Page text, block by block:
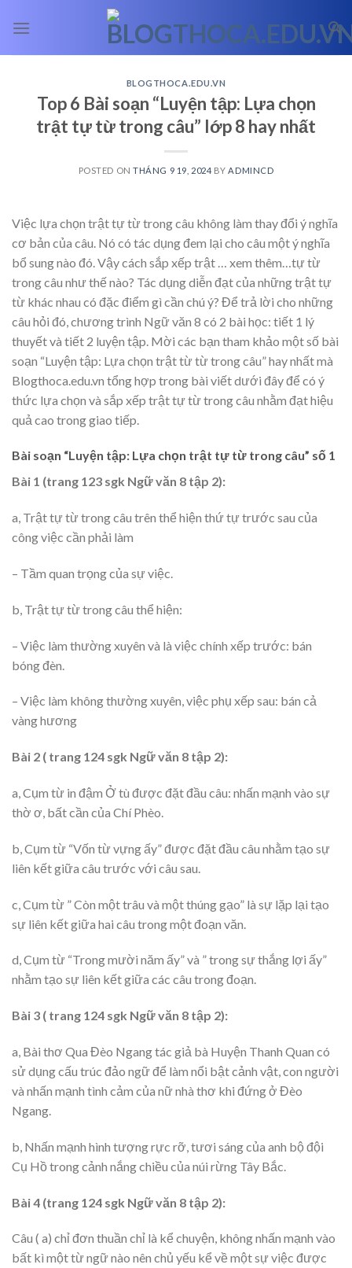
BLOGTHOCA.EDU.VN
Top 6 Bài soạn “Luyện tập: Lựa chọn
trật tự từ trong câu” lớp 8 hay nhất
POSTED ONTHÁNG 9 19, 2024 BY ADMINCD
Việc lựa chọn trật tự từ trong câu không làm thay đổi ý nghĩa
cơ bản của câu. Nó có tác dụng đem lại cho câu một ý nghĩa
bổ sung nào đó. Vậy cách sắp xếp trật
… xem thêm… tự từ
trong câu như thế nào? Tác dụng diễn đạt của những trật tự
từ khác nhau có đặc điểm gì cần chú ý? Để trả lời cho những
câu hỏi đó, chương trình Ngữ văn 8 có 2 bài học: tiết 1 lý
thuyết và tiết 2 luyện tập. Mời các bạn tham khảo một số bài
soạn “Luyện tập: Lựa chọn trật từ từ trong câu” hay nhất mà
Blogthoca.edu.vn tổng hợp trong bài viết dưới đây để có ý
thức lựa chọn và sắp xếp trật tự từ trong câu nhằm đạt hiệu
quả cao trong giao tiếp.
Bài soạn “Luyện tập: Lựa chọn trật tự từ trong câu” số 1
Bài 1 (trang 123 sgk Ngữ văn 8 tập 2):
a, Trật tự từ trong câu trên thể hiện thứ tự trước sau của
công việc cần phải làm
– Tầm quan trọng của sự việc.
b, Trật tự từ trong câu thể hiện:
– Việc làm thường xuyên và là việc chính xếp trước: bán
bóng đèn.
– Việc làm không thường xuyên, việc phụ xếp sau: bán cả
vàng hương
Bài 2 ( trang 124 sgk Ngữ văn 8 tập 2):
a, Cụm từ in đậm Ở tù được đặt đầu câu: nhấn mạnh vào sự
thờ ơ, bất cần của Chí Phèo.
b, Cụm từ “Vốn từ vựng ấy” được đặt đầu câu nhằm tạo sự
liên kết giữa câu trước với câu sau.
c, Cụm từ ” Còn một trâu và một thúng gạo” là sự lặp lại tạo
sự liên kết giữa hai câu trong một đoạn văn.
d, Cụm từ “Trong mười năm ấy” và ” trong sự thắng lợi ấy”
nhằm tạo sự liên kết giữa các câu trong đoạn.
Bài 3 ( trang 124 sgk Ngữ văn 8 tập 2):
a, Bài thơ Qua Đèo Ngang tác giả bà Huyện Thanh Quan có
sử dụng cấu trúc đảo ngữ để làm nổi bật cảnh vật, con người
và nhấn mạnh tình cảm của nữ nhà thơ khi đứng ở Đèo
Ngang.
b, Nhấn mạnh hình tượng rực rỡ, tươi sáng của anh bộ đội
Cụ Hồ trong cảnh nắng chiều của núi rừng Tây Bắc.
Bài 4 (trang 124 sgk Ngữ văn 8 tập 2):
Câu ( a) chỉ đơn thuần chỉ là kể chuyện, không nhấn mạnh vào
bất kì một từ ngữ nào nên chủ yếu kể về một sự việc được